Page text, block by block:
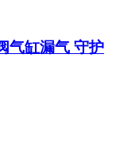
气缸漏气 守护